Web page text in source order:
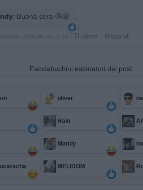
: Buona sera 😘🤗
1
2024 alle ore 17:14 Ti stimo Rispondi
Facciabuchini estimatori del post
oliver
Halo
Mandy
MELIDOM